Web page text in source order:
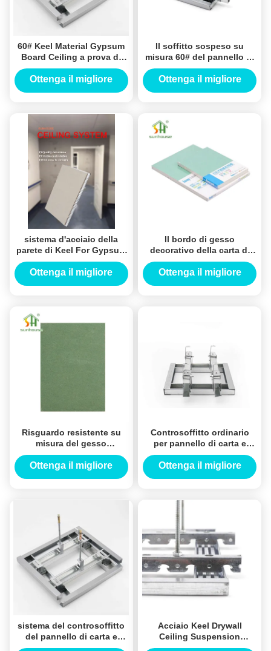
60# Keel Material Gypsum
Board Ceiling a prova di
fuoco per gli edifici
residenziali commerciali
Ottenga il migliore
Il soffitto sospeso su
misura 60# del pannello di
carta e gesso ha rinforzato
per il bordo di gesso
Ottenga il migliore
sistema d'acciaio della
parete di Keel For Gypsum
Board Partition della luce
di larghezza di 50mm
Ottenga il migliore
Il bordo di gesso
decorativo della carta di
colore dell'avorio rende
incombustibile 1220mm x
Ottenga il migliore
Risguardo resistente su
misura del gesso
dell'umidità e del fuoco
affrontato per l'edificio per
Ottenga il migliore
Controsoffitto ordinario
per pannello di carta e
gesso con Keel Material
d'acciaio leggero
Ottenga il migliore
sistema del controsoffitto
del pannello di carta e
gesso di larghezza di 60#
Acciaio Keel Drywall
Ceiling Suspension
System della luce 50# per